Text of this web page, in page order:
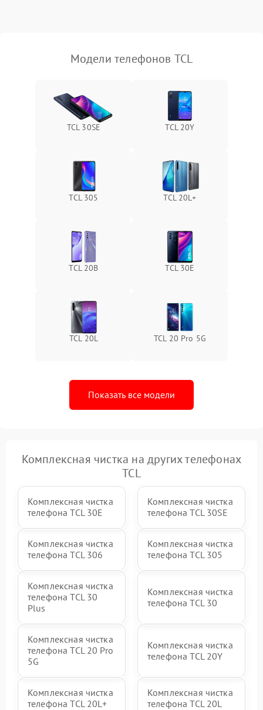
Модели телефонов TCL
TCL 30SE TCL 20Y
TCL 305 TCL 20L+
TCL 20B TCL 30Е
TCL 20L TCL 20 Pro 5G
Показать все модели
Комплексная чистка на других телефонах
TCL
Комплексная чистка
телефона TCL 30Е
Комплексная чистка
телефона TCL 30SE
Комплексная чистка
телефона TCL 306
Комплексная чистка
телефона TCL 305
Комплексная чистка
телефона TCL 30
Plus
Комплексная чистка
телефона TCL 30
Комплексная чистка
телефона TCL 20 Pro
5G
Комплексная чистка
телефона TCL 20Y
Комплексная чистка
телефона TCL 20L+
Комплексная чистка
телефона TCL 20L